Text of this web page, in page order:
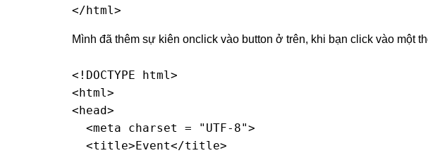
</html>
Mình đã thêm sự kiên onclick vào button ở trên, khi bạn click vào một
<!DOCTYPE html>
<html>
<head>
  <meta charset = "UTF-8">
  <title>Event</title>